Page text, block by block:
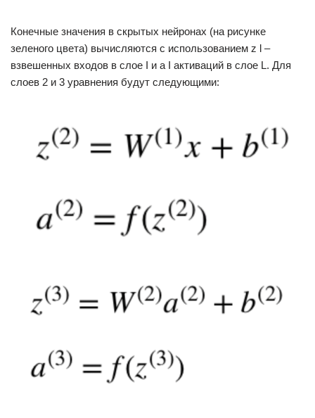
Конечные значения в скрытых нейронах (на рисунке
зеленого цвета) вычисляются с использованием z l –
взвешенных входов в слое I и a I активаций в слое L. Для
слоев 2 и 3 уравнения будут следующими: